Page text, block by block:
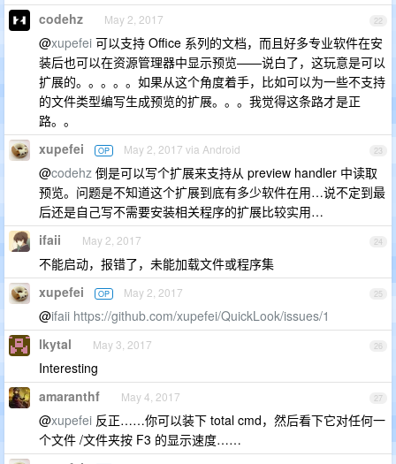
22
codehz May 2, 2017
@xupefei 可以支持 Office 系列的文档，而且好多专业软件在安
装后也可以在资源管理器中显示预览——说白了，这玩意是可以
扩展的。。。。。如果从这个角度着手，比如可以为一些不支持
的文件类型编写生成预览的扩展。。。我觉得这条路才是正
路。。
23
xupefei OP May 2, 2017 via Android
@codehz 倒是可以写个扩展来支持从 preview handler 中读取
预览。问题是不知道这个扩展到底有多少软件在用…说不定到最
后还是自己写不需要安装相关程序的扩展比较实用…
24
ifaii May 2, 2017
不能启动，报错了，未能加载文件或程序集
25
xupefei OP May 2, 2017
@ifaii https://github.com/xupefei/QuickLook/issues/1
26
lkytal May 3, 2017
Interesting
27
amaranthf May 4, 2017
@xupefei 反正……你可以装下 total cmd，然后看下它对任何一
个文件 /文件夹按 F3 的显示速度……